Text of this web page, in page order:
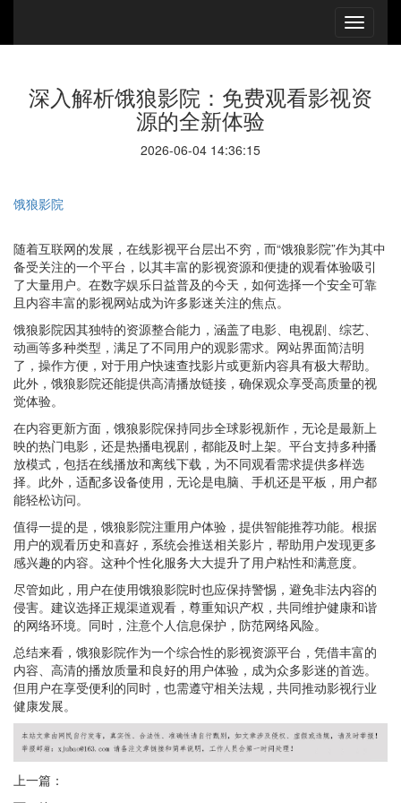
深入解析饿狼影院：免费观看影视资
源的全新体验
2026-06-04 14:36:15
饿狼影院
随着互联网的发展，在线影视平台层出不穷，而“饿狼影院”作为其中
备受关注的一个平台，以其丰富的影视资源和便捷的观看体验吸引
了大量用户。在数字娱乐日益普及的今天，如何选择一个安全可靠
且内容丰富的影视网站成为许多影迷关注的焦点。
饿狼影院因其独特的资源整合能力，涵盖了电影、电视剧、综艺、
动画等多种类型，满足了不同用户的观影需求。网站界面简洁明
了，操作方便，对于用户快速查找影片或更新内容具有极大帮助。
此外，饿狼影院还能提供高清播放链接，确保观众享受高质量的视
觉体验。
在内容更新方面，饿狼影院保持同步全球影视新作，无论是最新上
映的热门电影，还是热播电视剧，都能及时上架。平台支持多种播
放模式，包括在线播放和离线下载，为不同观看需求提供多样选
择。此外，适配多设备使用，无论是电脑、手机还是平板，用户都
能轻松访问。
值得一提的是，饿狼影院注重用户体验，提供智能推荐功能。根据
用户的观看历史和喜好，系统会推送相关影片，帮助用户发现更多
感兴趣的内容。这种个性化服务大大提升了用户粘性和满意度。
尽管如此，用户在使用饿狼影院时也应保持警惕，避免非法内容的
侵害。建议选择正规渠道观看，尊重知识产权，共同维护健康和谐
的网络环境。同时，注意个人信息保护，防范网络风险。
总结来看，饿狼影院作为一个综合性的影视资源平台，凭借丰富的
内容、高清的播放质量和良好的用户体验，成为众多影迷的首选。
但用户在享受便利的同时，也需遵守相关法规，共同推动影视行业
健康发展。
上一篇：